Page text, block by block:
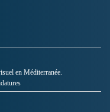
en Méditerranée.